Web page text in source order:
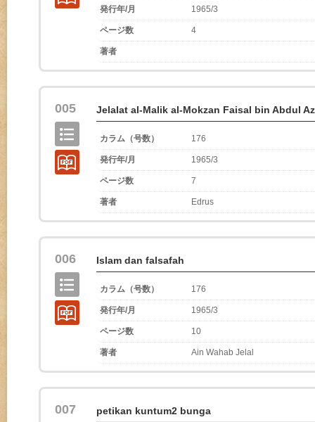
発行年/月 1965/3
ページ数 4
著者
005 Jelalat al-Malik al-Mokzan Faisal bin Abdul
カラム（号数） 176
発行年/月 1965/3
ページ数 7
著者 Edrus
006 Islam dan falsafah
カラム（号数） 176
発行年/月 1965/3
ページ数 10
著者 Ain Wahab Jelal
007 petikan kuntum2 bunga